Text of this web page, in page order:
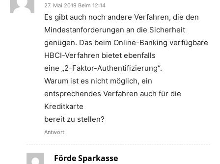
27. Mai 2019 Beim 12:14
Es gibt auch noch andere Verfahren, die den
Mindestanforderungen an die Sicherheit
genügen. Das beim Online-Banking verfügbare
HBCI-Verfahren bietet ebenfalls
eine „2-Faktor-Authentifizierung“.
Warum ist es nicht möglich, ein
entsprechendes Verfahren auch für die
Kreditkarte
bereit zu stellen?
Antwort
Förde Sparkasse